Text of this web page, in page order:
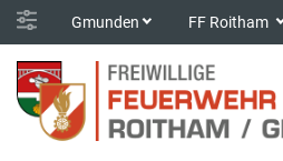
Gmunden FF Roitham